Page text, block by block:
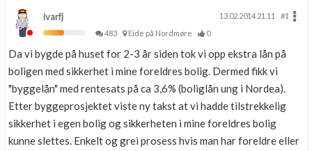
ivarfj 13.02.2014 21.11
#1
483
Eide på Nordmøre 0
Da vi bygde på huset for 2-3 år siden tok vi opp ekstra lån på
boligen med sikkerhet i mine foreldres bolig. Dermed fikk vi
"byggelån" med rentesats på ca 3,6% (boliglån ung i Nordea).
Etter byggeprosjektet viste ny takst at vi hadde tilstrekkelig
sikkerhet i egen bolig og sikkerheten i mine foreldres bolig
kunne slettes. Enkelt og grei prosess hvis man har foreldre eller